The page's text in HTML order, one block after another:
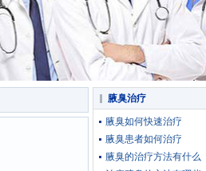
腋臭治疗
腋臭如何快速治疗
腋臭患者如何治疗
腋臭的治疗方法有什么